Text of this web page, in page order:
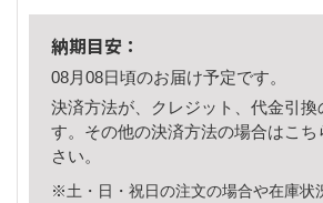
納期目安：
08月08日頃のお届け予定です。
決済方法が、クレジット、代金引換
す。その他の決済方法の場合はこち
さい。
※土・日・祝日の注文の場合や在庫状